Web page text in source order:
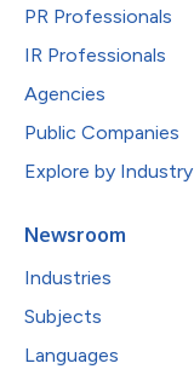
PR Professionals
IR Professionals
Agencies
Public Companies
Explore by Industry
Newsroom
Industries
Subjects
Languages